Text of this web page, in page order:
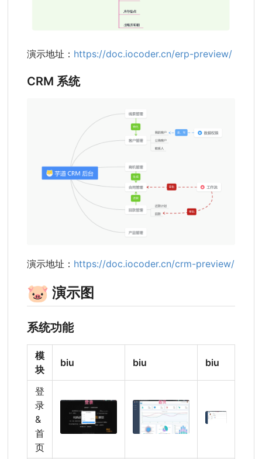
演示地址： https://doc.iocoder.cn/erp-preview/
CRM 系统
演示地址： https://doc.iocoder.cn/crm-preview/
🐷 演示图
系统功能
模
块
biu biu biu
登
录
&
首
页